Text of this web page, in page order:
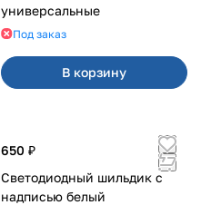
универсальные
Под заказ
В корзину
650 ₽
Светодиодный шильдик с
надписью белый